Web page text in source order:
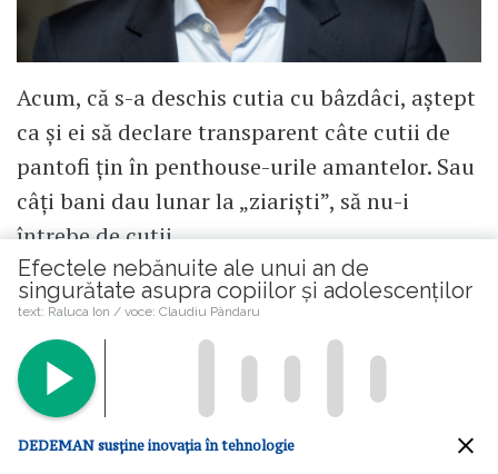
Acum, că s-a deschis cutia cu bâzdâci, aștept
ca și ei să declare transparent câte cutii de
pantofi țin în penthouse-urile amantelor. Sau
câți bani dau lunar la „ziariști”, să nu-i
întrebe de cutii.
Citește mai mult
Loredana Voiculescu
Efectele nebănuite ale unui an de
singurătate asupra copiilor și adolescenților
text: Raluca Ion / voce: Claudiu Pândaru
DEDEMAN susține inovația în tehnologie